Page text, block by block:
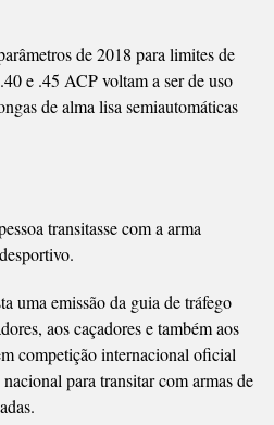
de 2018 para limites de
e .45 ACP voltam a ser de uso
de alma lisa semiautomáticas
transitasse com a arma
uma emissão da guia de tráfego
aos caçadores e também aos
competição internacional oficial
para transitar com armas de